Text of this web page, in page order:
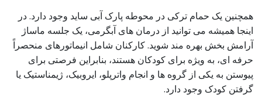
همچنین یک حمام ترکی در محوطه پارک آبی ساید وجود دارد. در
اینجا همیشه می توانید از درمان های آبگرمی، یک جلسه ماساژ
آرامش بخش بهره مند شوید. کارکنان شامل انیماتورهای منحصراً
حرفه ای، به ویژه برای کودکان هستند، بنابراین فرصتی برای
پیوستن به یکی از گروه ها و انجام واترپلو، ایروبیک، ژیمناستیک یا
گرفتن کودک وجود دارد.